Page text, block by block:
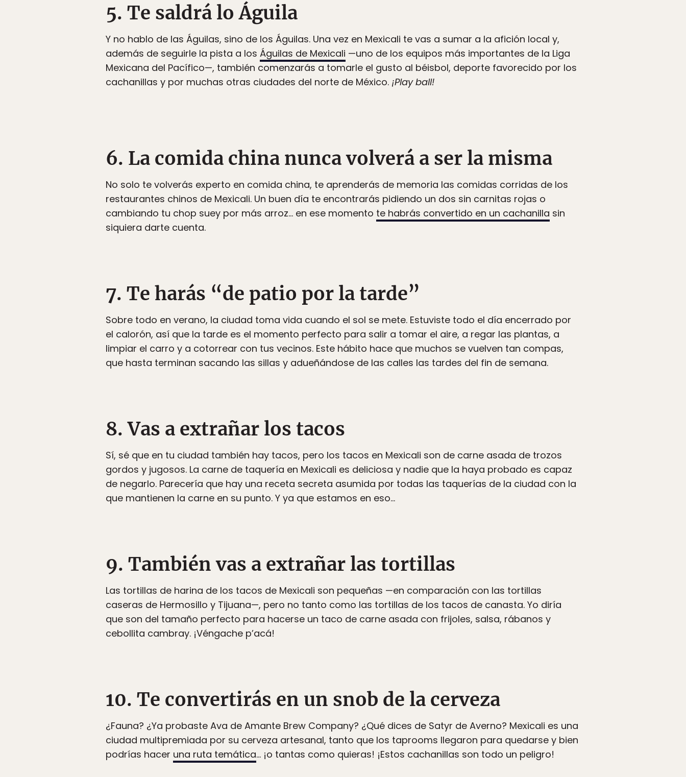
5. Te saldrá lo Águila
Y no hablo de las Águilas, sino de los Águilas. Una vez en Mexicali te vas a sumar a la afición local y,
además de seguirle la pista a los Águilas de Mexicali —uno de los equipos más importantes de la Liga
Mexicana del Pacífico—, también comenzarás a tomarle el gusto al béisbol, deporte favorecido por los
cachanillas y por muchas otras ciudades del norte de México. ¡Play ball!
6. La comida china nunca volverá a ser la misma
No solo te volverás experto en comida china, te aprenderás de memoria las comidas corridas de los
restaurantes chinos de Mexicali. Un buen día te encontrarás pidiendo un dos sin carnitas rojas o
cambiando tu chop suey por más arroz… en ese momento te habrás convertido en un cachanilla sin
siquiera darte cuenta.
7. Te harás “de patio por la tarde”
Sobre todo en verano, la ciudad toma vida cuando el sol se mete. Estuviste todo el día encerrado por
el calorón, así que la tarde es el momento perfecto para salir a tomar el aire, a regar las plantas, a
limpiar el carro y a cotorrear con tus vecinos. Este hábito hace que muchos se vuelven tan compas,
que hasta terminan sacando las sillas y adueñándose de las calles las tardes del fin de semana.
8. Vas a extrañar los tacos
Sí, sé que en tu ciudad también hay tacos, pero los tacos en Mexicali son de carne asada de trozos
gordos y jugosos. La carne de taquería en Mexicali es deliciosa y nadie que la haya probado es capaz
de negarlo. Parecería que hay una receta secreta asumida por todas las taquerías de la ciudad con la
que mantienen la carne en su punto. Y ya que estamos en eso…
9. También vas a extrañar las tortillas
Las tortillas de harina de los tacos de Mexicali son pequeñas —en comparación con las tortillas
caseras de Hermosillo y Tijuana—, pero no tanto como las tortillas de los tacos de canasta. Yo diría
que son del tamaño perfecto para hacerse un taco de carne asada con frijoles, salsa, rábanos y
cebollita cambray. ¡Véngache p’acá!
10. Te convertirás en un snob de la cerveza
¿Fauna? ¿Ya probaste Ava de Amante Brew Company? ¿Qué dices de Satyr de Averno? Mexicali es una
ciudad multipremiada por su cerveza artesanal, tanto que los taprooms llegaron para quedarse y bien
podrías hacer una ruta temática… ¡o tantas como quieras! ¡Estos cachanillas son todo un peligro!